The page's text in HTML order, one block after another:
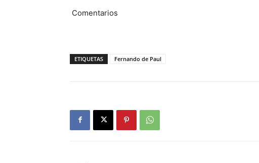
Comentarios
ETIQUETAS Fernando de Paul